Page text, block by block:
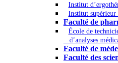
Institut
Institut supérieur
Faculté de
École de
d’analyses
Faculté de
Faculté des